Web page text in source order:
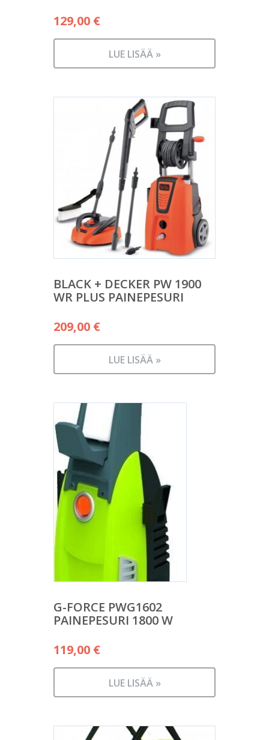
129,00 €
LUE LISÄÄ »
BLACK + DECKER PW 1900
WR PLUS PAINEPESURI
209,00 €
LUE LISÄÄ »
G-FORCE PWG1602
PAINEPESURI 1800 W
119,00 €
LUE LISÄÄ »